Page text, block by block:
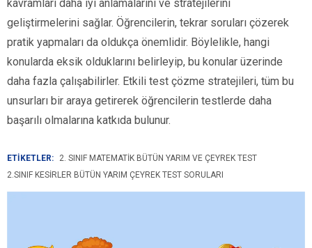
kavramları daha iyi anlamalarını ve stratejilerini
geliştirmelerini sağlar. Öğrencilerin, tekrar soruları çözerek
pratik yapmaları da oldukça önemlidir. Böylelikle, hangi
konularda eksik olduklarını belirleyip, bu konular üzerinde
daha fazla çalışabilirler. Etkili test çözme stratejileri, tüm bu
unsurları bir araya getirerek öğrencilerin testlerde daha
başarılı olmalarına katkıda bulunur.
ETİKETLER:
2. SINIF MATEMATIK BÜTÜN YARIM VE ÇEYREK TEST
2.SINIF KESIRLER BÜTÜN YARIM ÇEYREK TEST SORULARI